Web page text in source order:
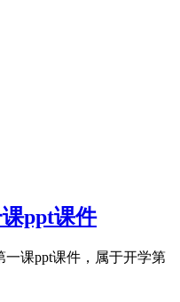
ppt课件
一课ppt课件，属于开学第